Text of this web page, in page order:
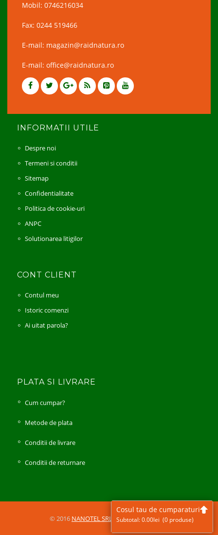
Mobil: 0746216034
Fax: 0244 519466
E-mail: magazin@raidnatura.ro
E-mail: office@raidnatura.ro
INFORMATII UTILE
Despre noi
Termeni si conditii
Sitemap
Confidentialitate
Politica de cookie-uri
ANPC
Solutionarea litigilor
CONT CLIENT
Contul meu
Istoric comenzi
Ai uitat parola?
PLATA SI LIVRARE
Cum cumpar?
Metode de plata
Conditii de livrare
Conditii de returnare
© 2016 NANOTEL SRL All Rights Reserved
Cosul tau de cumparaturi
Subtotal:0.00lei (0 produse)